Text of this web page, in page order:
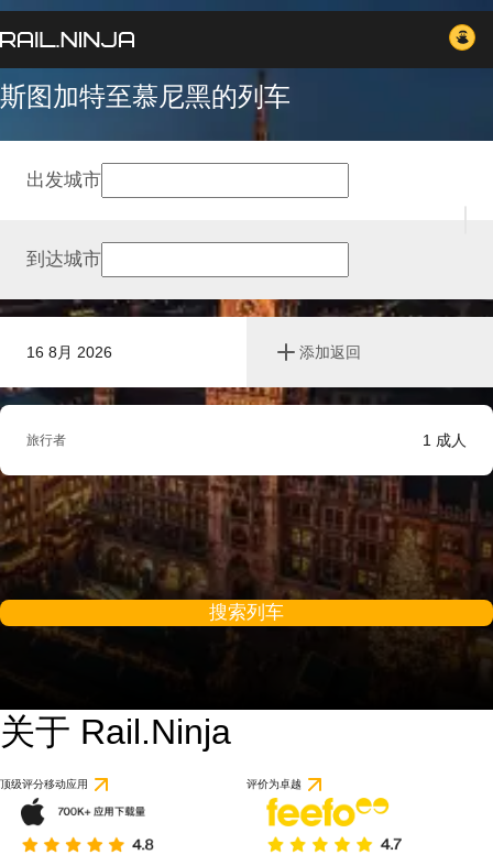
斯图加特至慕尼黑的列车
16 8月 2026 添加返回
出发城市
到达城市
旅行者 1 成人
搜索列车
关于 Rail.Ninja
顶级评分移动应用 评价为卓越